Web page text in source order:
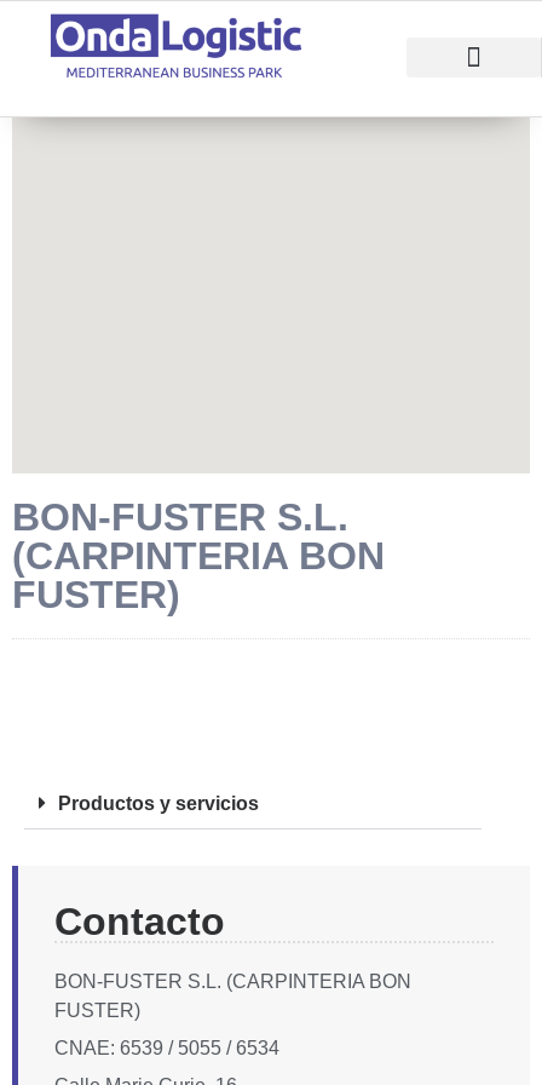
BON-FUSTER S.L.
(CARPINTERIA BON
FUSTER)
Productos y servicios
Contacto
BON-FUSTER S.L. (CARPINTERIA BON
FUSTER)
CNAE: 6539 / 5055 / 6534